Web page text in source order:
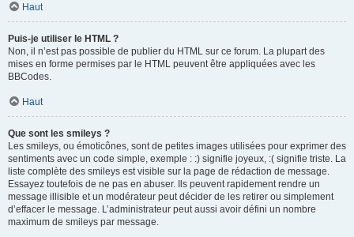
Haut
Puis-je utiliser le HTML ?
Non, il n’est pas possible de publier du HTML sur ce forum. La plupart des
mises en forme permises par le HTML peuvent être appliquées avec les
BBCodes.
Haut
Que sont les smileys ?
Les smileys, ou émoticônes, sont de petites images utilisées pour exprimer des
sentiments avec un code simple, exemple : :) signifie joyeux, :( signifie triste. La
liste complète des smileys est visible sur la page de rédaction de message.
Essayez toutefois de ne pas en abuser. Ils peuvent rapidement rendre un
message illisible et un modérateur peut décider de les retirer ou simplement
d’effacer le message. L’administrateur peut aussi avoir défini un nombre
maximum de smileys par message.